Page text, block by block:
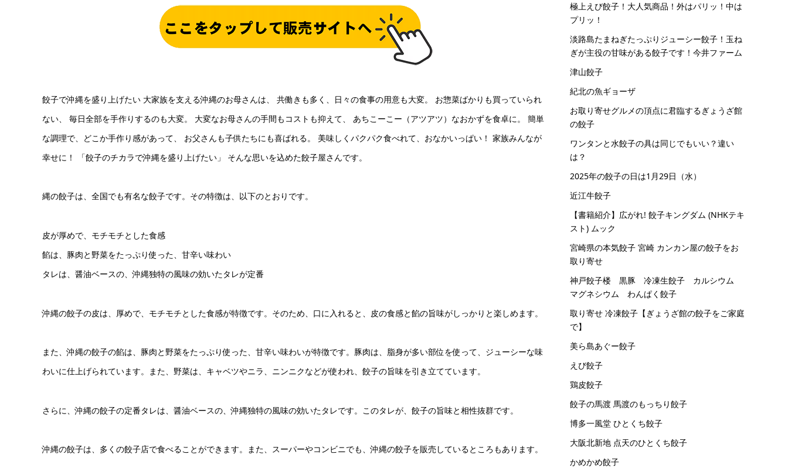
餃子で沖縄を盛り上げたい 大家族を支える沖縄のお母さんは、 共働きも多く、日々の食事の用意も大変。 お惣菜ばかりも買っていられ
ない、 毎日全部を手作りするのも大変。 大変なお母さんの手間もコストも抑えて、 あちこーこー（アツアツ）なおかずを食卓に。 簡単
な調理で、どこか手作り感があって、 お父さんも子供たちにも喜ばれる。 美味しくパクパク食べれて、おなかいっぱい！ 家族みんなが
幸せに！ 「餃子のチカラで沖縄を盛り上げたい」 そんな思いを込めた餃子屋さんです。
縄の餃子は、全国でも有名な餃子です。その特徴は、以下のとおりです。
皮が厚めで、モチモチとした食感
餡は、豚肉と野菜をたっぷり使った、甘辛い味わい
タレは、醤油ベースの、沖縄独特の風味の効いたタレが定番
沖縄の餃子の皮は、厚めで、モチモチとした食感が特徴です。そのため、口に入れると、皮の食感と餡の旨味がしっかりと楽しめます。
また、沖縄の餃子の餡は、豚肉と野菜をたっぷり使った、甘辛い味わいが特徴です。豚肉は、脂身が多い部位を使って、ジューシーな味
わいに仕上げられています。また、野菜は、キャベツやニラ、ニンニクなどが使われ、餃子の旨味を引き立てています。
さらに、沖縄の餃子の定番タレは、醤油ベースの、沖縄独特の風味の効いたタレです。このタレが、餃子の旨味と相性抜群です。
沖縄の餃子は、多くの餃子店で食べることができます。また、スーパーやコンビニでも、沖縄の餃子を販売しているところもあります。
極上えび餃子！大人気商品！外はパリッ！中は
プリッ！
淡路島たまねぎたっぷりジューシー餃子！玉ね
ぎが主役の甘味がある餃子です！今井ファーム
津山餃子
紀北の魚ギョーザ
お取り寄せグルメの頂点に君臨するぎょうざ館
の餃子
ワンタンと水餃子の具は同じでもいい？違い
は？
2025年の餃子の日は1月29日（水）
近江牛餃子
【書籍紹介】広がれ! 餃子キングダム (NHKテキ
スト) ムック
宮崎県の本気餃子 宮崎 カンカン屋の餃子をお
取り寄せ
神戸餃子楼 黒豚 冷凍生餃子 カルシウム
マグネシウム わんぱく餃子
取り寄せ 冷凍餃子【ぎょうざ館の餃子をご家庭
で】
美ら島あぐー餃子
えび餃子
鶏皮餃子
餃子の馬渡 馬渡のもっちり餃子
博多一風堂 ひとくち餃子
大阪北新地 点天のひとくち餃子
かめかめ餃子